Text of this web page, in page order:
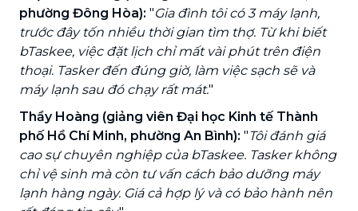
phường Đông Hòa): "Gia đình tôi có 3 máy lạnh,
trước đây tốn nhiều thời gian tìm thợ. Từ khi biết
bTaskee, việc đặt lịch chỉ mất vài phút trên điện
thoại. Tasker đến đúng giờ, làm việc sạch sẽ và
máy lạnh sau đó chạy rất mát."
Thầy Hoàng (giảng viên Đại học Kinh tế Thành
phố Hồ Chí Minh, phường An Bình): "Tôi đánh giá
cao sự chuyên nghiệp của bTaskee. Tasker không
chỉ vệ sinh mà còn tư vấn cách bảo dưỡng máy
lạnh hàng ngày. Giá cả hợp lý và có bảo hành nên